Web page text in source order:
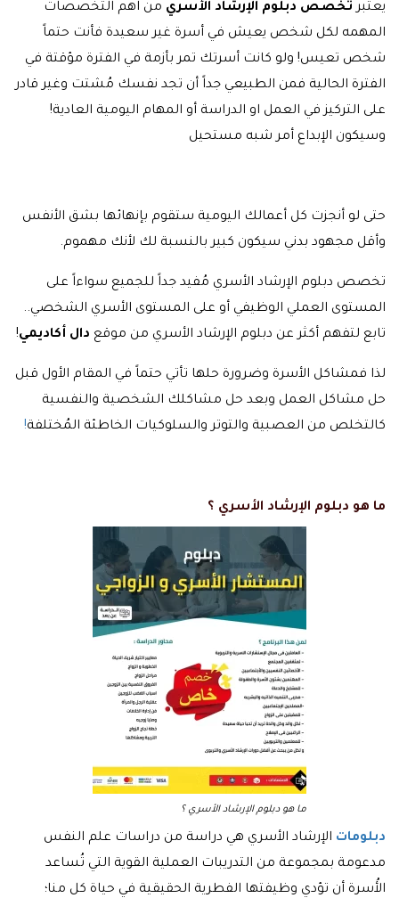
يعتبر تخصص دبلوم الإرشاد الأسري من اهم التخصصات
المهمه لكل شخص يعيش في أسرة غير سعيدة فأنت حتماً
شخص تعيس! ولو كانت أسرتك تمر بأزمة في الفترة مؤقتة في
الفترة الحالية فمن الطبيعي جداً أن تجد نفسك مُشتت وغير قادر
على التركيز في العمل او الدراسة أو المهام اليومية العادية!
وسيكون الإبداع أمر شبه مستحيل
حتى لو أنجزت كل أعمالك اليومية ستقوم بإنهائها بشق الأنفس
وأقل مجهود بدني سيكون كبير بالنسبة لك لأنك مهموم.
تخصص دبلوم الإرشاد الأسري مُفيد جداً للجميع سواءاً على
المستوى العملي الوظيفي أو على المستوى الأسري الشخصي..
تابع لتفهم أكثر عن دبلوم الإرشاد الأسري من موقع دال أكاديمي!
لذا فمشاكل الأسرة وضرورة حلها تأتي حتماً في المقام الأول قبل
حل مشاكل العمل وبعد حل مشاكلك الشخصية والنفسية
كالتخلص من العصبية والتوتر والسلوكيات الخاطئة المُختلفة!
ما هو دبلوم الإرشاد الأسري ؟
ما هو دبلوم الإرشاد الأسري ؟
دبلومات الإرشاد الأسري هي دراسة من دراسات علم النفس
مدعومة بمجموعة من التدريبات العملية القوية التي تُساعد
الأُسرة أن تؤدي وظيفتها الفطرية الحقيقية في حياة كل منا؛